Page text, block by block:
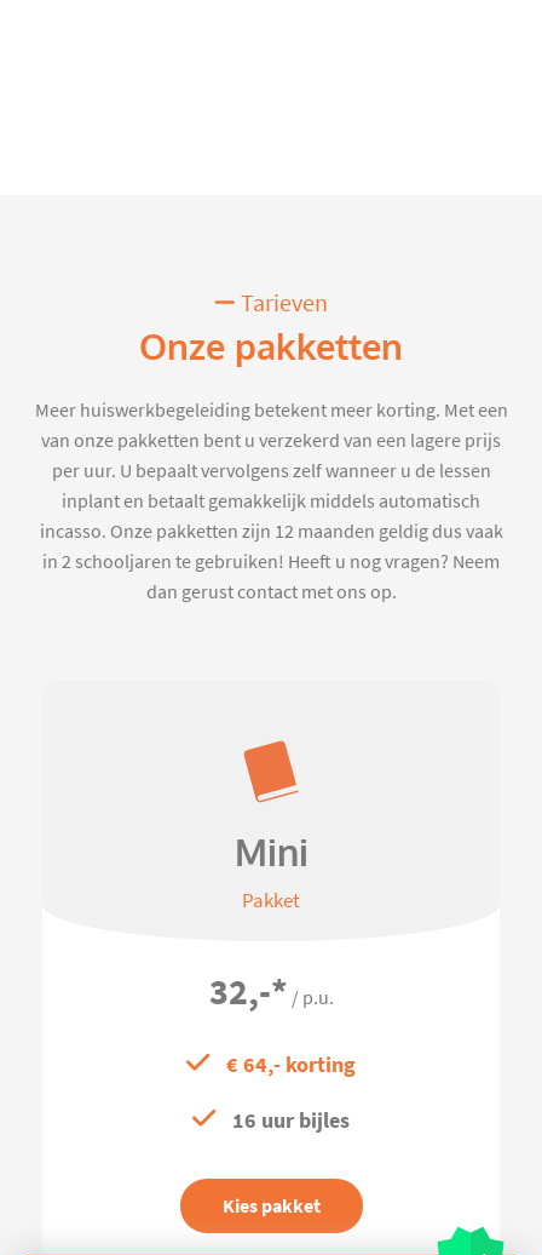
Tarieven
Onze pakketten
Meer huiswerkbegeleiding betekent meer korting. Met een
van onze pakketten bent u verzekerd van een lagere prijs
per uur. U bepaalt vervolgens zelf wanneer u de lessen
inplant en betaalt gemakkelijk middels automatisch
incasso. Onze pakketten zijn 12 maanden geldig dus vaak
in 2 schooljaren te gebruiken! Heeft u nog vragen? Neem
dan gerust contact met ons op.
Mini
Pakket
32,-* / p.u.
€ 64,- korting
16 uur bijles
Kies pakket